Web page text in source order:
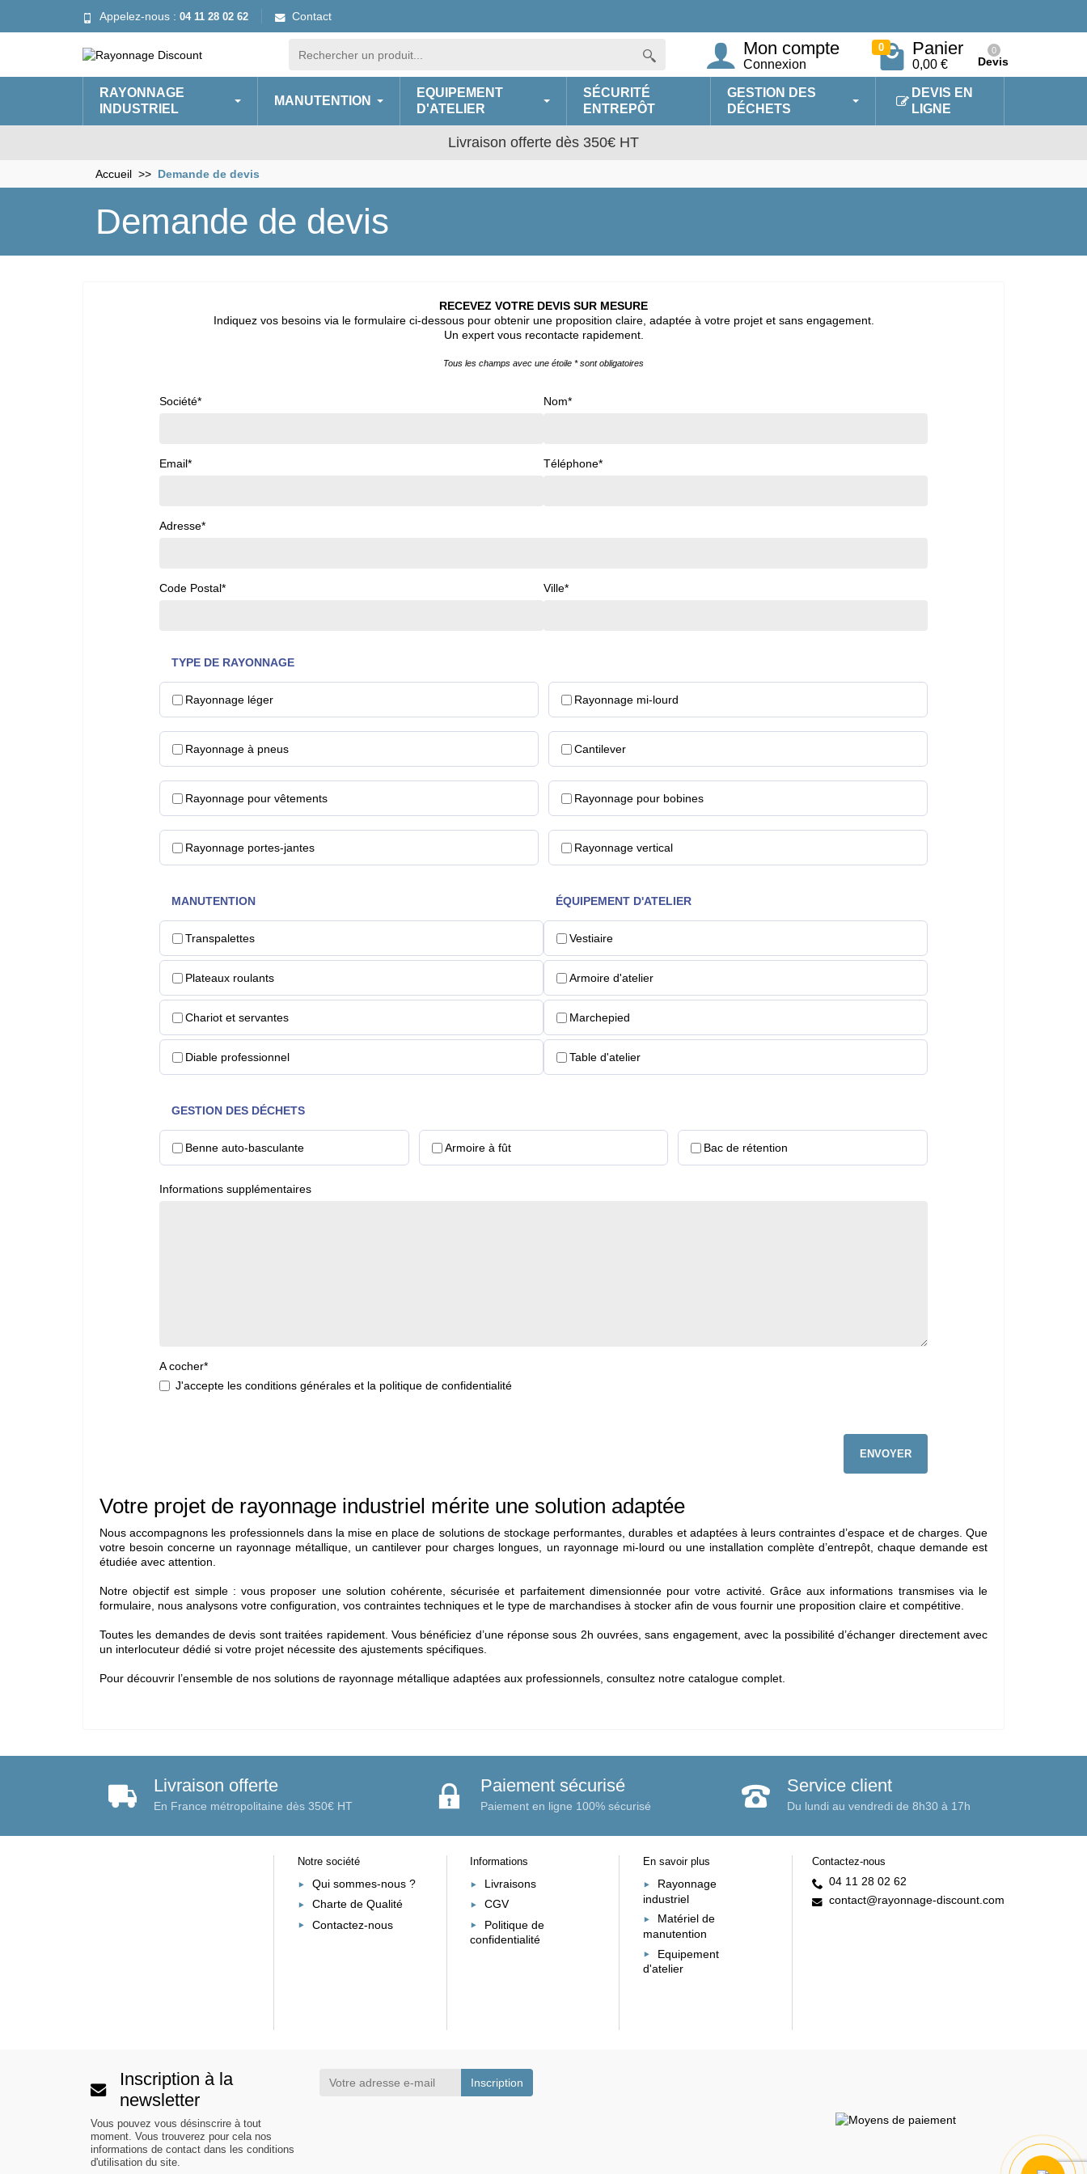
Appelez-nous : 04 11 28 02 62 Contact
Mon compte
Connexion
0 Panier
0,00 € Devis
0
RAYONNAGE
INDUSTRIEL
MANUTENTION
EQUIPEMENT
D'ATELIER
SÉCURITÉ
ENTREPÔT
GESTION DES
DÉCHETS
DEVIS EN
LIGNE
Livraison offerte dès 350€ HT
Accueil Demande de devis
Demande de devis
RECEVEZ VOTRE DEVIS SUR MESURE
Indiquez vos besoins via le formulaire ci-dessous pour obtenir une proposition claire, adaptée à votre projet et sans engagement.
Un expert vous recontacte rapidement.
Tous les champs avec une étoile * sont obligatoires
Société* Nom*
Email* Téléphone*
Adresse*
Code Postal* Ville*
TYPE DE RAYONNAGE
Rayonnage léger Rayonnage mi-lourd
Rayonnage à pneus Cantilever
Rayonnage pour vêtements Rayonnage pour bobines
Rayonnage portes-jantes Rayonnage vertical
MANUTENTION
Transpalettes
Plateaux roulants
Chariot et servantes
Diable professionnel
ÉQUIPEMENT D'ATELIER
Vestiaire
Armoire d'atelier
Marchepied
Table d'atelier
GESTION DES DÉCHETS
Benne auto-basculante Armoire à fût Bac de rétention
Informations supplémentaires
A cocher*
J'accepte les conditions générales et la politique de confidentialité
Votre projet de rayonnage industriel mérite une solution adaptée
Nous accompagnons les professionnels dans la mise en place de solutions de stockage performantes, durables et adaptées à leurs contraintes d’espace et de charges. Que
votre besoin concerne un rayonnage métallique, un cantilever pour charges longues, un rayonnage mi-lourd ou une installation complète d’entrepôt, chaque demande est
étudiée avec attention.
Notre objectif est simple : vous proposer une solution cohérente, sécurisée et parfaitement dimensionnée pour votre activité. Grâce aux informations transmises via le
formulaire, nous analysons votre configuration, vos contraintes techniques et le type de marchandises à stocker afin de vous fournir une proposition claire et compétitive.
Toutes les demandes de devis sont traitées rapidement. Vous bénéficiez d’une réponse sous 2h ouvrées, sans engagement, avec la possibilité d’échanger directement avec
un interlocuteur dédié si votre projet nécessite des ajustements spécifiques.
Pour découvrir l’ensemble de nos solutions de rayonnage métallique adaptées aux professionnels, consultez notre catalogue complet.
Livraison offerte
En France métropolitaine dès 350€ HT
Paiement sécurisé
Paiement en ligne 100% sécurisé
Service client
Du lundi au vendredi de 8h30 à 17h
Notre société
Qui sommes-nous ?
Charte de Qualité
Contactez-nous
Informations
Livraisons
CGV
Politique de
confidentialité
En savoir plus
Rayonnage
industriel
Matériel de
manutention
Equipement
d'atelier
Contactez-nous
04 11 28 02 62
contact@rayonnage-discount.com
Inscription à la
newsletter
Vous pouvez vous désinscrire à tout
moment. Vous trouverez pour cela nos
informations de contact dans les conditions
d'utilisation du site.